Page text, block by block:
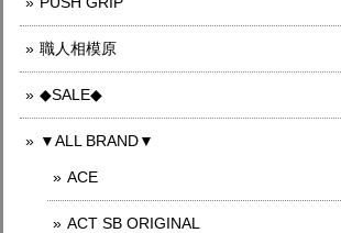
職人相模原
◆SALE◆
▼ALL BRAND▼
ACE
ACT SB ORIGINAL